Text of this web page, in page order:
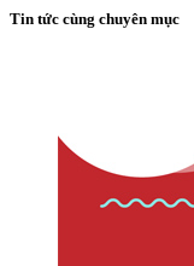
Tin tức cùng chuyên mục